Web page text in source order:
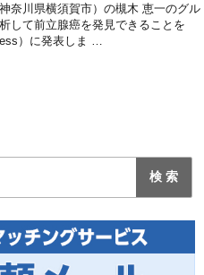
奈川県横須賀市）の槻木 恵一のグル
して前立腺癌を発見できることを
）に発表しま …